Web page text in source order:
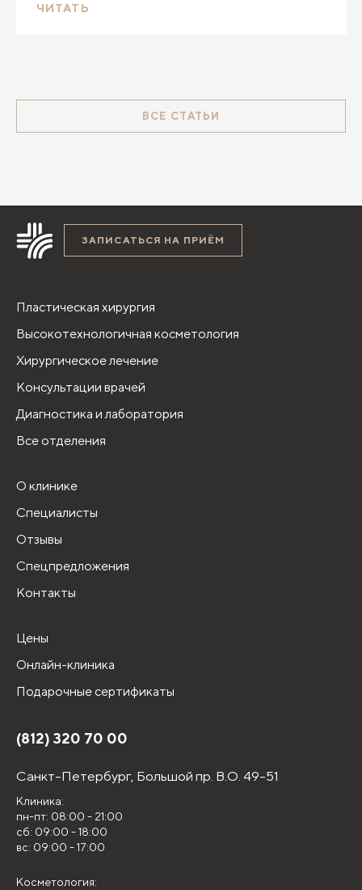
ЧИТАТЬ
ВСЕ СТАТЬИ
ЗАПИСАТЬСЯ НА ПРИЁМ
Пластическая хирургия
Высокотехнологичная косметология
Хирургическое лечение
Консультации врачей
Диагностика и лаборатория
Все отделения
О клинике
Специалисты
Отзывы
Спецпредложения
Контакты
Цены
Онлайн-клиника
Подарочные сертификаты
(812) 320 70 00
Санкт-Петербург, Большой пр. В.О. 49-51
Клиника:
пн-пт: 08:00 - 21:00
сб: 09:00 - 18:00
вс: 09:00 - 17:00
Косметология: